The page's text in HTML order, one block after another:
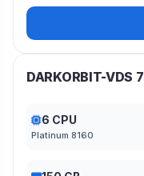
DARKORBIT-VDS 7
6 CPU
Platinum 8160